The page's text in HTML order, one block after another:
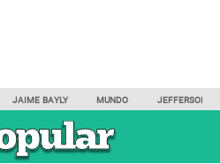
JAIME BAYLY MUNDO JEFFERSON